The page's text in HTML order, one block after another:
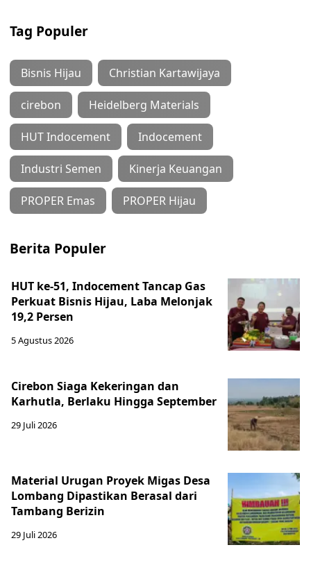
Tag Populer
Bisnis Hijau Christian Kartawijaya
cirebon Heidelberg Materials
HUT Indocement Indocement
Industri Semen Kinerja Keuangan
PROPER Emas PROPER Hijau
Berita Populer
HUT ke-51, Indocement Tancap Gas
Perkuat Bisnis Hijau, Laba Melonjak
19,2 Persen
5 Agustus 2026
Cirebon Siaga Kekeringan dan
Karhutla, Berlaku Hingga September
29 Juli 2026
Material Urugan Proyek Migas Desa
Lombang Dipastikan Berasal dari
Tambang Berizin
29 Juli 2026